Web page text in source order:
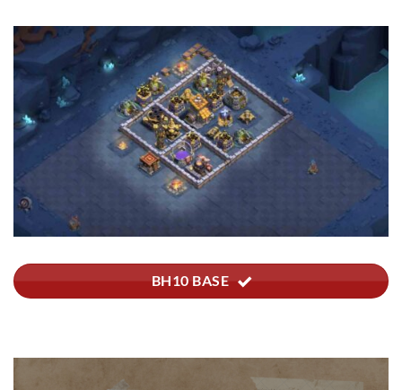
BH10 BASE